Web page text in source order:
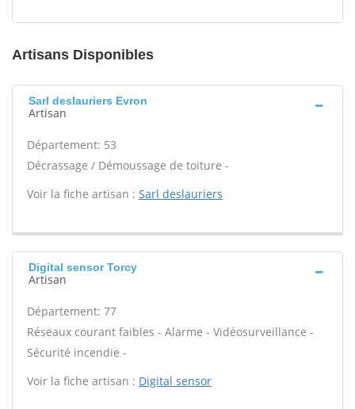
Artisans Disponibles
Sarl deslauriers Evron
Artisan
Département: 53
Décrassage / Démoussage de toiture -
Voir la fiche artisan : Sarl deslauriers
Digital sensor Torcy
Artisan
Département: 77
Réseaux courant faibles - Alarme - Vidéosurveillance -
Sécurité incendie -
Voir la fiche artisan : Digital sensor